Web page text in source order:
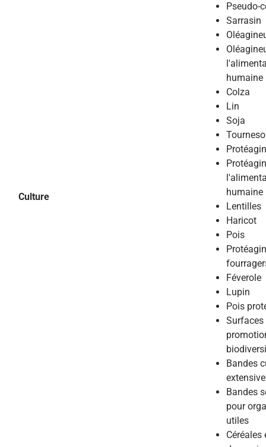
Culture
Pseudo-
Sarrasin
humaine
Colza
Lin
Soja
humaine
Lentilles
Haricot
Pois
Féverole
Lupin
Pois
Surfaces
Bandes
Bandes
pour
utiles
Céréales